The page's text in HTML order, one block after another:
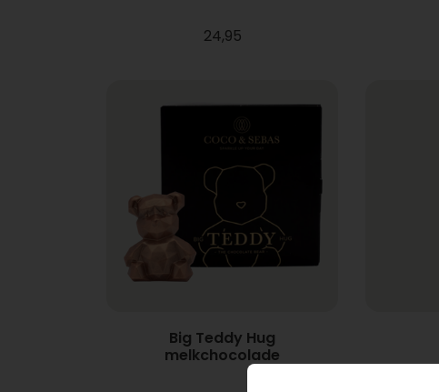
24,95
Big Teddy Hug
melkchocolade